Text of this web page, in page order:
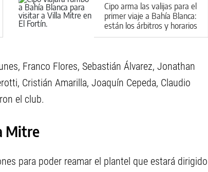
Cipo arma las valijas para el
primer viaje a Bahía Blanca:
están los árbitros y horarios
de la fecha
Franco Flores, Sebastián Álvarez, Jonathan
Cristián Amarilla, Joaquín Cepeda, Claudio
el club.
Mitre
para poder reamar el plantel que estará dirigido